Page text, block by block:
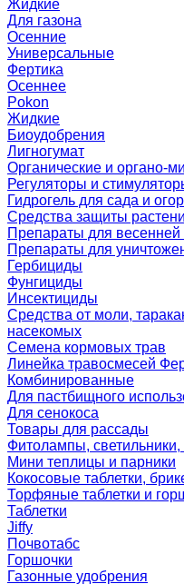
Жидкие
Для газона
Осенние
Универсальные
Фертика
Осеннее
Pokon
Жидкие
Биоудобрения
Лигногумат
Органические и органо-
Регуляторы и
Гидрогель для сада и
Средства защиты
Препараты для
Препараты для
Гербициды
Фунгициды
Инсектициды
Средства от моли,
насекомых
Семена кормовых трав
Линейка травосмесей
Комбинированные
Для пастбищного
Для сенокоса
Товары для рассады
Фитолампы,
Мини теплицы и парники
Кокосовые таблетки,
Торфяные таблетки и
Таблетки
Jiffy
Почвотабс
Горшочки
Газонные удобрения